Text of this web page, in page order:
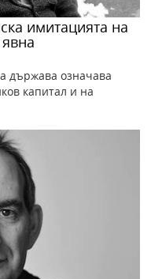
имитацията на
държава означава
капитал и на